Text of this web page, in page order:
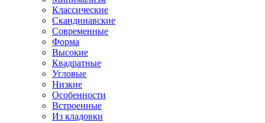
Классические
Скандинавские
Современные
Форма
Высокие
Квадратные
Угловые
Низкие
Особенности
Встроенные
Из кладовки